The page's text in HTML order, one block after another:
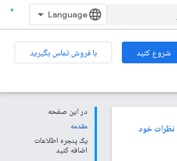
شروع کنید
با فروش تماس بگیرید
در این صفحه
مقدمه
یک پنجره اطلاعات
اضافه کنید
نظرات خود